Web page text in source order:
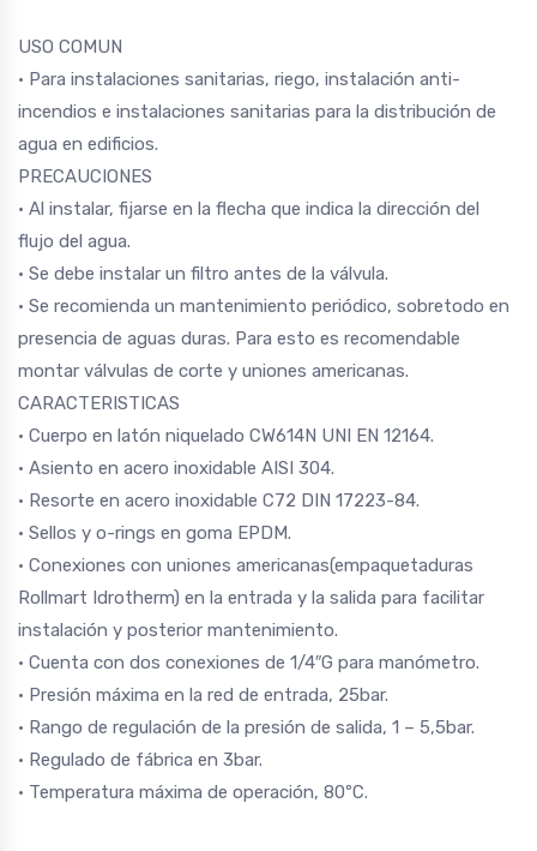
USO COMUN
• Para instalaciones sanitarias, riego, instalación anti-
incendios e instalaciones sanitarias para la distribución de
agua en edificios.
PRECAUCIONES
• Al instalar, fijarse en la flecha que indica la dirección del
flujo del agua.
• Se debe instalar un filtro antes de la válvula.
• Se recomienda un mantenimiento periódico, sobretodo en
presencia de aguas duras. Para esto es recomendable
montar válvulas de corte y uniones americanas.
CARACTERISTICAS
• Cuerpo en latón niquelado CW614N UNI EN 12164.
• Asiento en acero inoxidable AISI 304.
• Resorte en acero inoxidable C72 DIN 17223-84.
• Sellos y o-rings en goma EPDM.
• Conexiones con uniones americanas(empaquetaduras
Rollmart Idrotherm) en la entrada y la salida para facilitar
instalación y posterior mantenimiento.
• Cuenta con dos conexiones de 1/4″G para manómetro.
• Presión máxima en la red de entrada, 25bar.
• Rango de regulación de la presión de salida, 1 – 5,5bar.
• Regulado de fábrica en 3bar.
• Temperatura máxima de operación, 80ºC.